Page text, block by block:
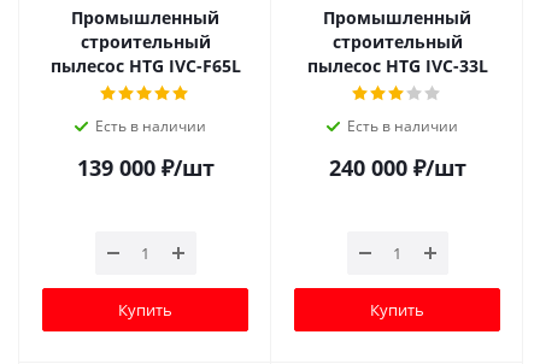
Промышленный
строительный
пылесос HTG IVC-F65L
Есть в наличии
139 000₽/шт
Купить
Промышленный
строительный
пылесос HTG IVC-33L
Есть в наличии
240 000₽/шт
Купить